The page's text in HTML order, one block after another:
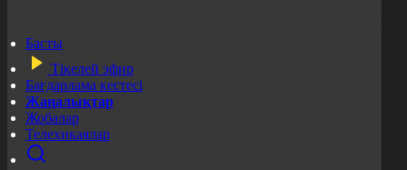
Басты
Тікелей эфир
Бағдарлама кестесі
Жаңалықтар
Жобалар
Телехикаялар